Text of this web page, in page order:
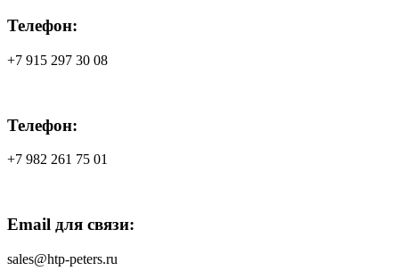
Телефон:
+7 915 297 30 08
Телефон:
+7 982 261 75 01
Email для связи:
sales@htp-peters.ru